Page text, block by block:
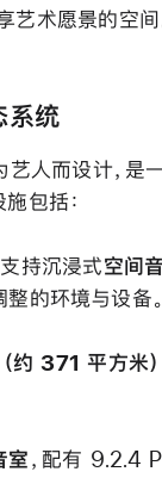
艺术愿景的空间
系统
人而设计，是
包括：
支持沉浸式空间
的环境与设备。
371 平方米）
室 ，配有 9.2.4